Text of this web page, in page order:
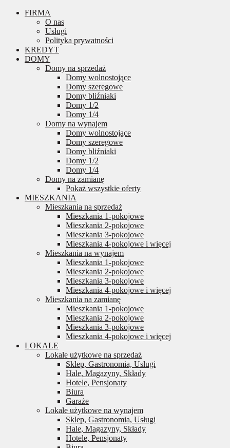
FIRMA
O nas
Usługi
Polityka prywatności
KREDYT
DOMY
Domy na sprzedaż
Domy wolnostojące
Domy szeregowe
Domy bliźniaki
Domy 1/2
Domy 1/4
Domy na wynajem
Domy wolnostojące
Domy szeregowe
Domy bliźniaki
Domy 1/2
Domy 1/4
Domy na zamianę
Pokaż wszystkie oferty
MIESZKANIA
Mieszkania na sprzedaż
Mieszkania 1-pokojowe
Mieszkania 2-pokojowe
Mieszkania 3-pokojowe
Mieszkania 4-pokojowe i więcej
Mieszkania na wynajem
Mieszkania 1-pokojowe
Mieszkania 2-pokojowe
Mieszkania 3-pokojowe
Mieszkania 4-pokojowe i więcej
Mieszkania na zamianę
Mieszkania 1-pokojowe
Mieszkania 2-pokojowe
Mieszkania 3-pokojowe
Mieszkania 4-pokojowe i więcej
LOKALE
Lokale użytkowe na sprzedaż
Sklep, Gastronomia, Usługi
Hale, Magazyny, Składy
Hotele, Pensjonaty
Biura
Garaże
Lokale użytkowe na wynajem
Sklep, Gastronomia, Usługi
Hale, Magazyny, Składy
Hotele, Pensjonaty